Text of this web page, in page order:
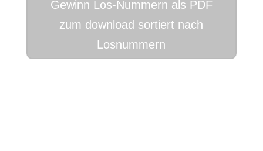
Gewinn Los-Nummern als PDF
zum download sortiert nach
Losnummern